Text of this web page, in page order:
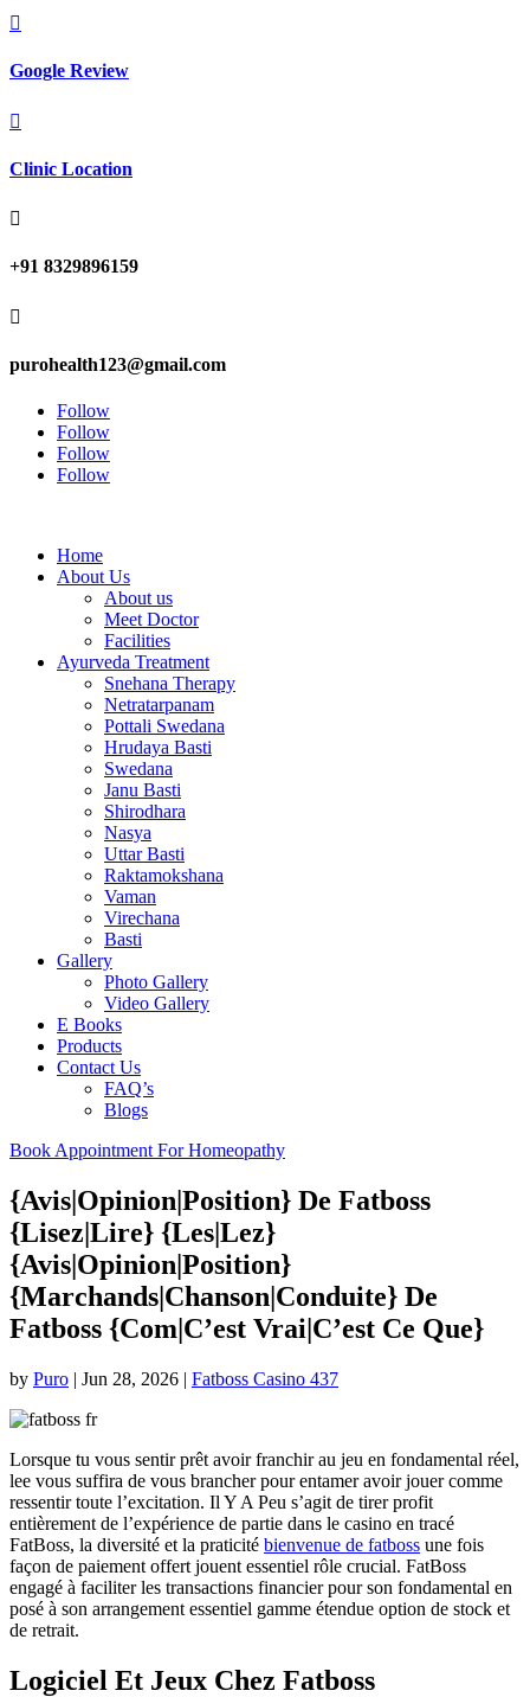

Google Review

Clinic Location

+91 8329896159

purohealth123@gmail.com
Follow
Follow
Follow
Follow
Home
About Us
About us
Meet Doctor
Facilities
Ayurveda Treatment
Snehana Therapy
Netratarpanam
Pottali Swedana
Hrudaya Basti
Swedana
Janu Basti
Shirodhara
Nasya
Uttar Basti
Raktamokshana
Vaman
Virechana
Basti
Gallery
Photo Gallery
Video Gallery
E Books
Products
Contact Us
FAQ’s
Blogs
Book Appointment For Homeopathy
{Avis|Opinion|Position} De Fatboss
{Lisez|Lire} {Les|Lez}
{Avis|Opinion|Position}
{Marchands|Chanson|Conduite} De
Fatboss {Com|C’est Vrai|C’est Ce Que}
by Puro | Jun 28, 2026 | Fatboss Casino 437
Lorsque tu vous sentir prêt avoir franchir au jeu en fondamental réel,
lee vous suffira de vous brancher pour entamer avoir jouer comme
ressentir toute l’excitation. Il Y A Peu s’agit de tirer profit
entièrement de l’expérience de partie dans le casino en tracé
FatBoss, la diversité et la praticité bienvenue de fatboss une fois
façon de paiement offert jouent essentiel rôle crucial. FatBoss
engagé à faciliter les transactions financier pour son fondamental en
posé à son arrangement essentiel gamme étendue option de stock et
de retrait.
Logiciel Et Jeux Chez Fatboss